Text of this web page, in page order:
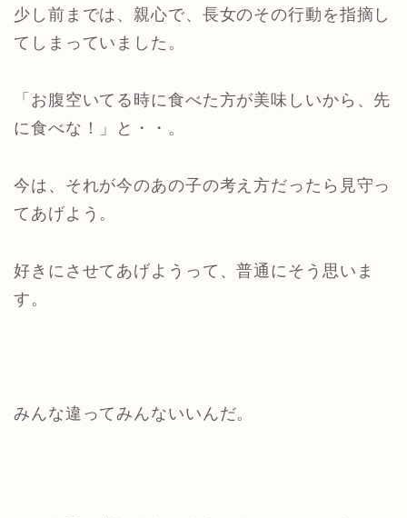
少し前までは、親心で、長女のその行動を指摘し
てしまっていました。
「お腹空いてる時に食べた方が美味しいから、先
に食べな！」と・・。
今は、それが今のあの子の考え方だったら見守っ
てあげよう。
好きにさせてあげようって、普通にそう思いま
す。
みんな違ってみんないいんだ。